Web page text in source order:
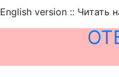
English version :: Читать